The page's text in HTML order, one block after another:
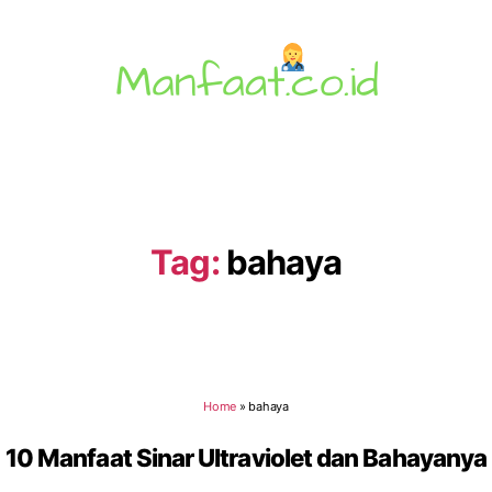
Tag: bahaya
Home » bahaya
10 Manfaat Sinar Ultraviolet dan Bahayanya